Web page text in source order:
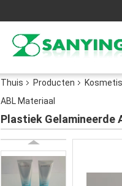
Thuis Producten
ABL Materiaal
Plastiek Gelamineerde